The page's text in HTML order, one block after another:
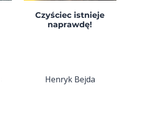
Czyściec istnieje
naprawdę!
Henryk Bejda